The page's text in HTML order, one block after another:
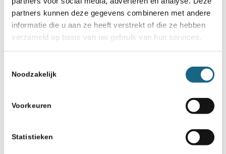
partners kunnen deze gegevens combineren met andere
informatie die u aan ze heeft verstrekt of die ze hebben
verzameld op basis van uw gebruik van hun services.
Noodzakelijk
Voorkeuren
Statistieken